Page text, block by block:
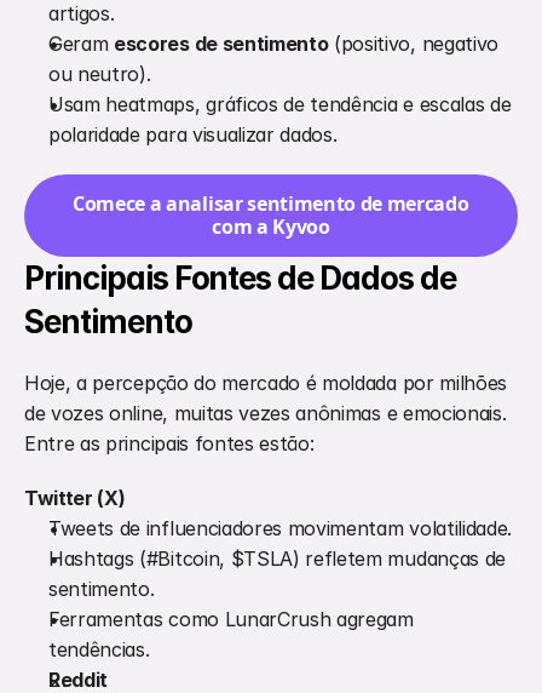
artigos.
Geram escores de sentimento (positivo, negativo
ou neutro).
Usam heatmaps, gráficos de tendência e escalas de
polaridade para visualizar dados.
Comece a analisar sentimento de mercado
com a Kyvoo
Principais Fontes de Dados de
Sentimento
Hoje, a percepção do mercado é moldada por milhões
de vozes online, muitas vezes anônimas e emocionais.
Entre as principais fontes estão:
Twitter (X)
Tweets de influenciadores movimentam volatilidade.
Hashtags (#Bitcoin, $TSLA) refletem mudanças de
sentimento.
Ferramentas como LunarCrush agregam
tendências.
Reddit